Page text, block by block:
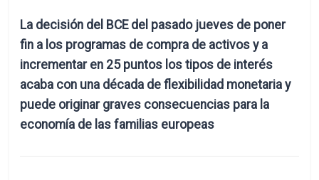
La decisión del BCE del pasado jueves de poner
fin a los programas de compra de activos y a
incrementar en 25 puntos los tipos de interés
acaba con una década de flexibilidad monetaria y
puede originar graves consecuencias para la
economía de las familias europeas